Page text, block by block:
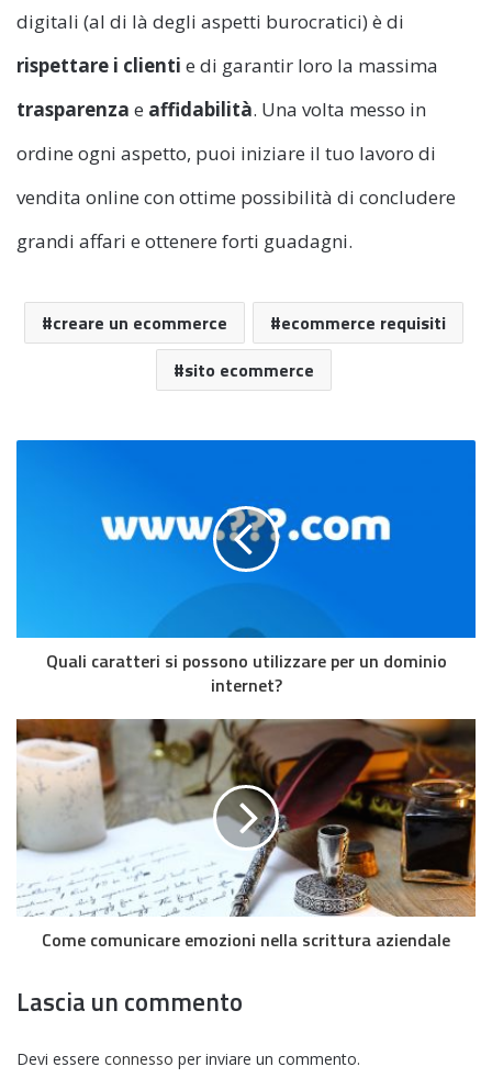
digitali (al di là degli aspetti burocratici) è di
rispettare i clienti e di garantir loro la massima
trasparenza e affidabilità. Una volta messo in
ordine ogni aspetto, puoi iniziare il tuo lavoro di
vendita online con ottime possibilità di concludere
grandi affari e ottenere forti guadagni.
creare un ecommerce
ecommerce requisiti
sito ecommerce
Quali caratteri si possono utilizzare per un dominio
internet?
Come comunicare emozioni nella scrittura aziendale
Lascia un commento
Devi essere connesso per inviare un commento.